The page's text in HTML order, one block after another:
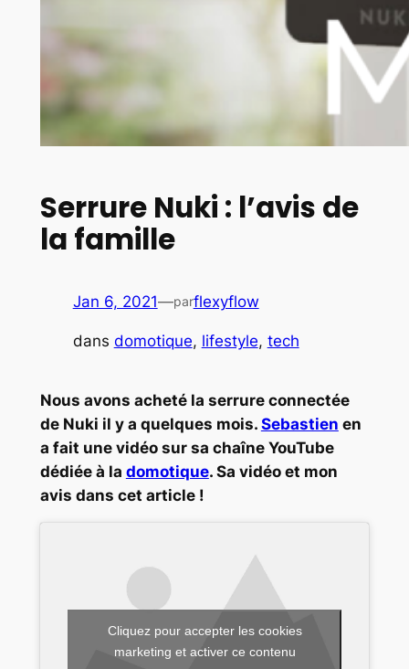
Serrure Nuki : l’avis de
la famille
Jan 6, 2021—parflexyflow
dans domotique, lifestyle, tech
Nous avons acheté la serrure connectée
de Nuki il y a quelques mois. Sebastien en
a fait une vidéo sur sa chaîne YouTube
dédiée à la domotique. Sa vidéo et mon
avis dans cet article !
Cliquez pour accepter les cookies
marketing et activer ce contenu